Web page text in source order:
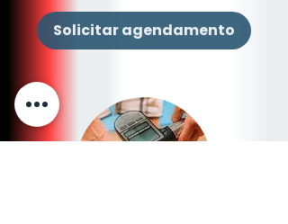
Solicitar agendamento